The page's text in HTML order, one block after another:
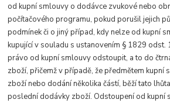
od kupní smlouvy o dodávce zvukové nebo
počítačového programu, pokud porušil jejich
podmínek či o jiný případ, kdy nelze od kupní
kupující v souladu s ustanovením § 1829 odst.
právo od kupní smlouvy odstoupit, a to do
zboží, přičemž v případě, že předmětem kupní
zboží nebo dodání několika částí, běží tato
poslední dodávky zboží. Odstoupení od kupní